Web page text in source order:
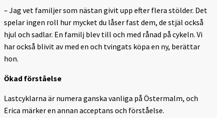
– Jag vet familjer som nästan givit upp efter flera stölder. Det
spelar ingen roll hur mycket du låser fast dem, de stjäl också
hjul och sadlar. En familj blev till och med rånad på cykeln. Vi
har också blivit av med en och tvingats köpa en ny, berättar
hon.
Ökad förståelse
Lastcyklarna är numera ganska vanliga på Östermalm, och
Erica märker en annan acceptans och förståelse.